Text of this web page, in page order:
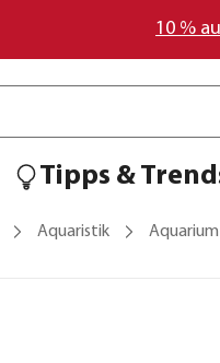
10 %
Tipps &
Aquaristik